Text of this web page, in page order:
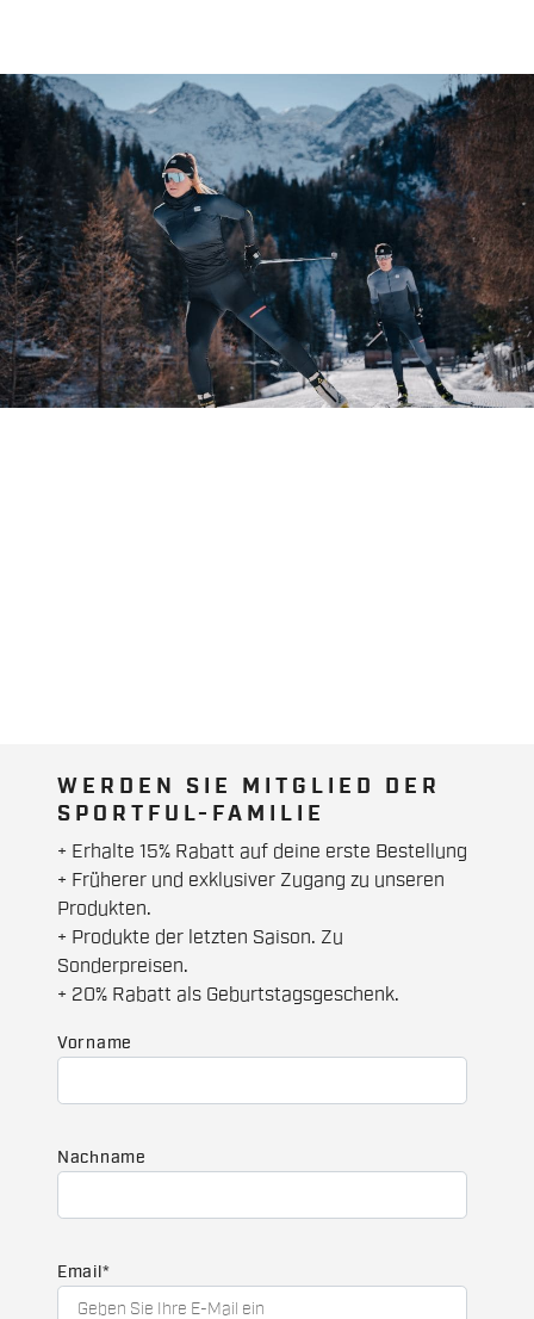
WERDEN SIE MITGLIED DER
SPORTFUL-FAMILIE
+ Erhalte 15% Rabatt auf deine erste Bestellung
+ Früherer und exklusiver Zugang zu unseren
Produkten.
+ Produkte der letzten Saison. Zu
Sonderpreisen.
+ 20% Rabatt als Geburtstagsgeschenk.
Vorname
Nachname
Email *